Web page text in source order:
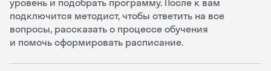
уровень и подобрать программу. После к вам
подключится методист, чтобы ответить на все
вопросы, рассказать о процессе обучения
и помочь сформировать расписание.